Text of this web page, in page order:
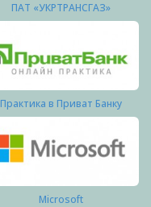
ПАТ «УКРТРАНСГАЗ»
Практика в Приват Банку
Microsoft